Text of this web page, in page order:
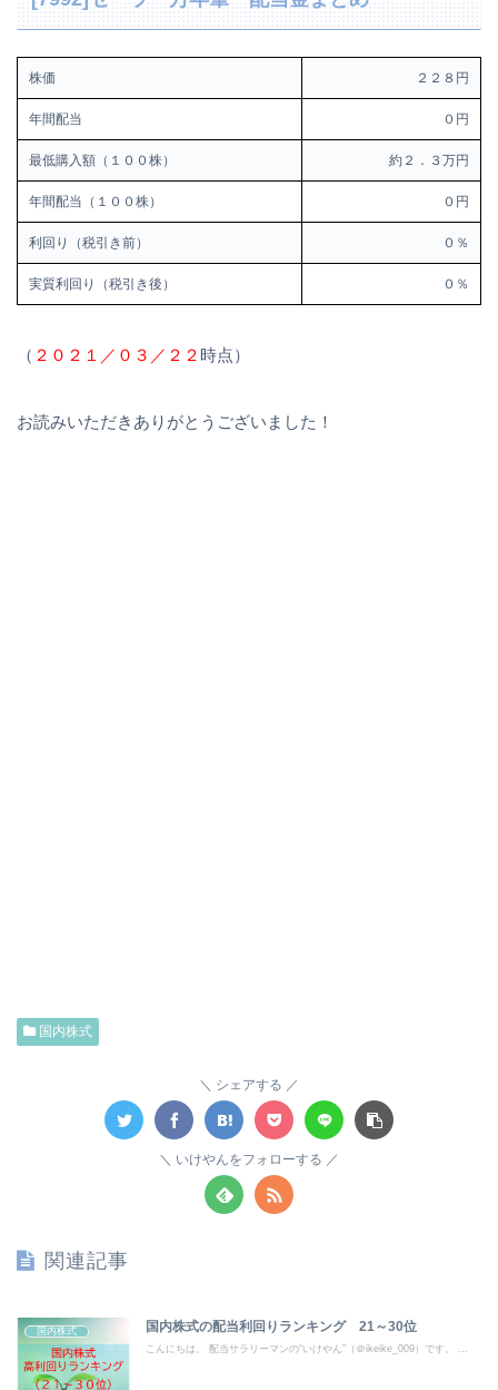
株価 ２２８円
年間配当 ０円
最低購入額（１００株） 約２．３万円
年間配当（１００株） ０円
利回り（税引き前） ０％
実質利回り（税引き後） ０％
（ ２０２１／０３／２２時点）
お読みいただきありがとうございました！
国内株式
シェアする
いけやんをフォローする
関連記事
国内株式 国内株式の配当利回りランキング 21～30位
こんにちは。 配当サラリーマンの“いけやん”（＠ikeike_009）です。 ...